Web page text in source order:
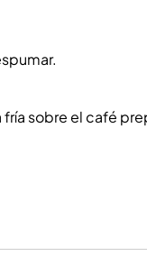
sobre el café